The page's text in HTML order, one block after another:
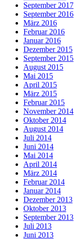
September 2017
September 2016
März 2016
Februar 2016
Januar 2016
Dezember 2015
September 2015
August 2015
Mai 2015
April 2015
März 2015
Februar 2015
November 2014
Oktober 2014
August 2014
Juli 2014
Juni 2014
Mai 2014
April 2014
März 2014
Februar 2014
Januar 2014
Dezember 2013
Oktober 2013
September 2013
Juli 2013
Juni 2013